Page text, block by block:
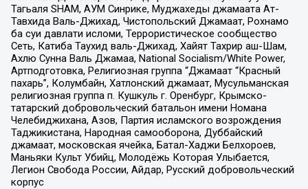
Тагьаля SHAM, АУМ Синрике, Муджахеды джамаата Ат-
Тавхида Валь-Джихад, Чистопольский Джамаат, Рохнамо
ба суи давлати исломи, Террористическое сообщество
Сеть, Катиба Таухид валь-Джихад, Хайят Тахрир аш-Шам,
Ахлю Сунна Валь Джамаа, National Socialism/White Power,
Артподготовка, Религиозная группа “Джамаат “Красный
пахарь”, Колумбайн, Хатлонский джамаат, Мусульманская
религиозная группа п. Кушкуль г. Оренбург, Крымско-
татарский добровольческий батальон имени Номана
Челебиджихана, Азов, Партия исламского возрождения
Таджикистана, Народная самооборона, Дуббайский
джамаат, московская ячейка, Батал-Хаджи Белхороев,
Маньяки Культ Убийц, Молодёжь Которая Улыбается,
Легион Свобода России, Айдар, Русский добровольческий
корпус